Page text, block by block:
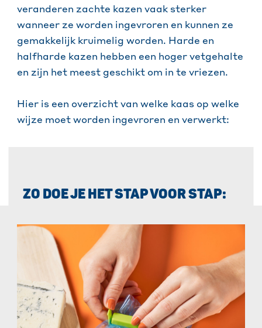
veranderen zachte kazen vaak sterker
wanneer ze worden ingevroren en kunnen ze
gemakkelijk kruimelig worden. Harde en
halfharde kazen hebben een hoger vetgehalte
en zijn het meest geschikt om in te vriezen.
Hier is een overzicht van welke kaas op welke
wijze moet worden ingevroren en verwerkt:
ZO DOE JE HET STAP VOOR STAP: